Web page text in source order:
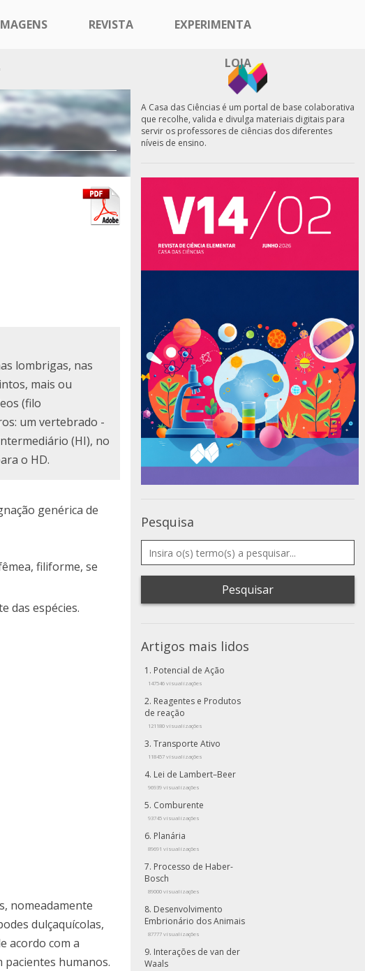
REVISTA EXPERIMENTA
LOJA
lombrigas, nas
mais ou
(filo
um vertebrado -
(HI), no
o HD.
genérica de
filiforme, se
das espécies.
nomeadamente
dulçaquícolas,
acordo com a
pacientes humanos.
A Casa das Ciências é um portal de base colaborativa
que recolhe, valida e divulga materiais digitais para
servir os professores de ciências dos diferentes
níveis de ensino.
Pesquisa
Pesquisar
Artigos mais lidos
Potencial de Ação
147546 visualizações
Reagentes e Produtos
de reação
121180 visualizações
Transporte Ativo
118457 visualizações
Lei de Lambert–Beer
96939 visualizações
Comburente
93745 visualizações
Planária
89691 visualizações
Processo de Haber-
Bosch
89000 visualizações
Desenvolvimento
Embrionário dos Animais
87777 visualizações
Interações de van der
Waals